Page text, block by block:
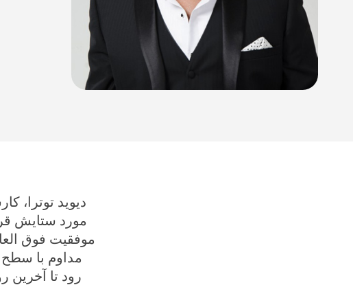
دیوید توترا،
مورد ستایش
موفقیت فوق
مداوم با سطح